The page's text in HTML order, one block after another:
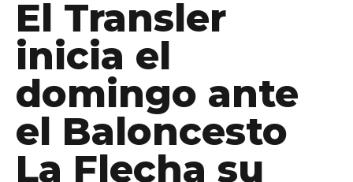
El Transler
inicia el
domingo ante
el Baloncesto
La Flecha su